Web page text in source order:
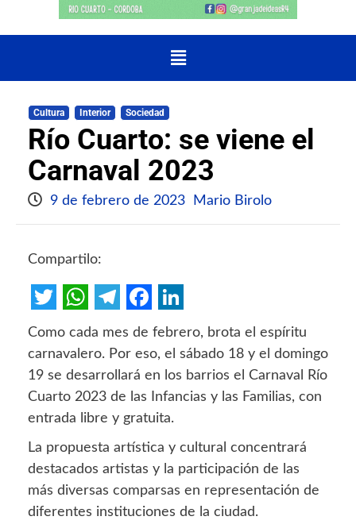
Cultura Interior Sociedad
Río Cuarto: se viene el
Carnaval 2023
9 de febrero de 2023 Mario Birolo
Compartilo:
TwitterWhatsApp
Telegram
Facebook
LinkedIn
Como cada mes de febrero, brota el espíritu
carnavalero. Por eso, el sábado 18 y el domingo
19 se desarrollará en los barrios el Carnaval Río
Cuarto 2023 de las Infancias y las Familias, con
entrada libre y gratuita.
La propuesta artística y cultural concentrará
destacados artistas y la participación de las
más diversas comparsas en representación de
diferentes instituciones de la ciudad.